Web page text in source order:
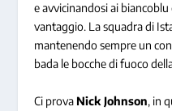
e avvicinandosi ai
vantaggio. La squadra di
mantenendo sempre un
bada le bocche di fuoco
Ci prova Nick Johnson, in